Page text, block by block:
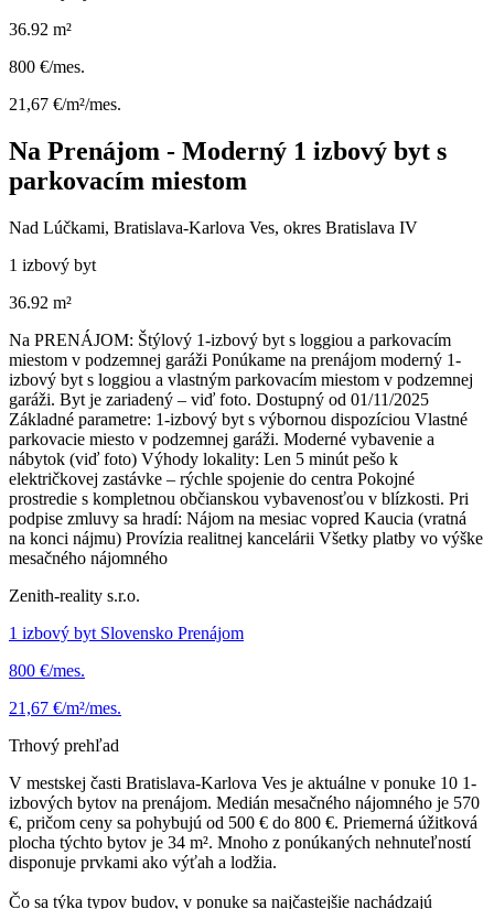
36.92 m²
800 €/mes.
21,67 €/m²/mes.
Na Prenájom - Moderný 1 izbový byt s
parkovacím miestom
Nad Lúčkami, Bratislava-Karlova Ves, okres Bratislava IV
1 izbový byt
36.92 m²
Na PRENÁJOM: Štýlový 1-izbový byt s loggiou a parkovacím
miestom v podzemnej garáži Ponúkame na prenájom moderný 1-
izbový byt s loggiou a vlastným parkovacím miestom v podzemnej
garáži. Byt je zariadený – viď foto. Dostupný od 01/11/2025
Základné parametre: 1-izbový byt s výbornou dispozíciou Vlastné
parkovacie miesto v podzemnej garáži. Moderné vybavenie a
nábytok (viď foto) Výhody lokality: Len 5 minút pešo k
električkovej zastávke – rýchle spojenie do centra Pokojné
prostredie s kompletnou občianskou vybavenosťou v blízkosti. Pri
podpise zmluvy sa hradí: Nájom na mesiac vopred Kaucia (vratná
na konci nájmu) Provízia realitnej kancelárii Všetky platby vo výške
mesačného nájomného
Zenith-reality s.r.o.
1 izbový byt Slovensko Prenájom
800 €/mes.
21,67 €/m²/mes.
Trhový prehľad
V mestskej časti Bratislava-Karlova Ves je aktuálne v ponuke 10 1-
izbových bytov na prenájom. Medián mesačného nájomného je 570
€, pričom ceny sa pohybujú od 500 € do 800 €. Priemerná úžitková
plocha týchto bytov je 34 m². Mnoho z ponúkaných nehnuteľností
disponuje prvkami ako výťah a lodžia.
Čo sa týka typov budov, v ponuke sa najčastejšie nachádzajú